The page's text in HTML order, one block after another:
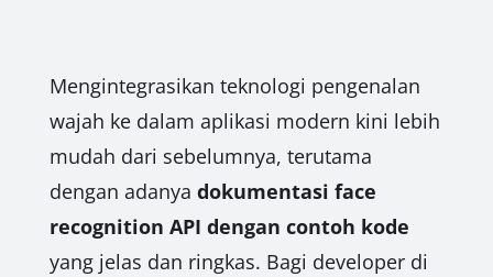
Mengintegrasikan teknologi pengenalan
wajah ke dalam aplikasi modern kini lebih
mudah dari sebelumnya, terutama
dengan adanya dokumentasi face
recognition API dengan contoh kode
yang jelas dan ringkas. Bagi developer di